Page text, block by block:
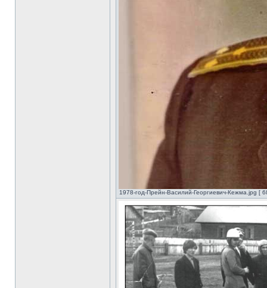
1978-год-Прейн-Василий-Георгиевич-Кежма.jpg [